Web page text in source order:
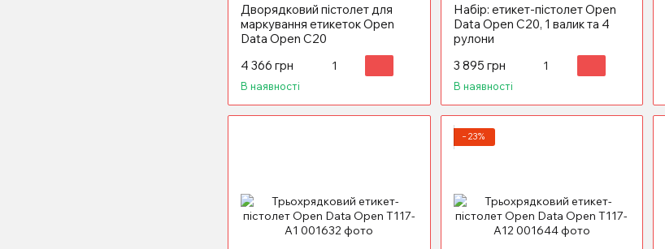
Дворядковий пістолет для
маркування етикеток Open
Data Open C20
4 366 грн
В наявності
Набір: етикет-пістолет Open
Data Open C20, 1 валик та 4
рулони
3 895 грн
В наявності
−23%